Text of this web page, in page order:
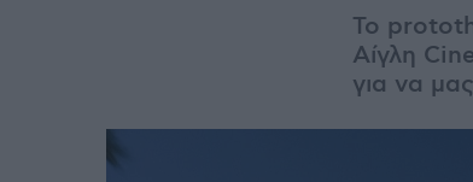
Το
Αίγλη
για να